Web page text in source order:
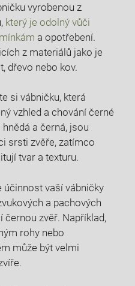
vyrobenou z
který je odolný vůči
a opotřebení.
z materiálů jako je
dřevo nebo kov.
si vábničku, která
vzhled a chování černé
a černá, jsou
srsti zvěře, zatímco
tvar a texturu.
účinnost vaší vábničky
a pachových
černou zvěř. Například,
rohy nebo
může být velmi